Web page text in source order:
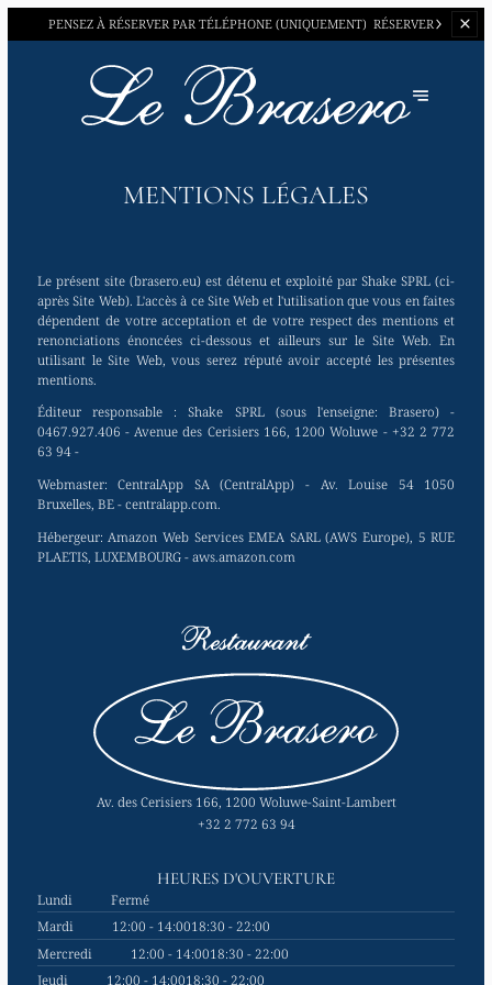
PENSEZ À RÉSERVER PAR TÉLÉPHONE (UNIQUEMENT) RÉSERVER
MENTIONS LÉGALES
Le présent site (brasero.eu) est détenu et exploité par Shake SPRL (ci-
après Site Web). L'accès à ce Site Web et l'utilisation que vous en faites
dépendent de votre acceptation et de votre respect des mentions et
renonciations énoncées ci-dessous et ailleurs sur le Site Web. En
utilisant le Site Web, vous serez réputé avoir accepté les présentes
mentions.
Éditeur responsable : Shake SPRL (sous l'enseigne: Brasero) -
0467.927.406 - Avenue des Cerisiers 166, 1200 Woluwe - +32 2 772
63 94 -
Webmaster:CentralApp SA (CentralApp) - Av. Louise 54 1050
Bruxelles, BE - centralapp.com.
Hébergeur: Amazon Web Services EMEA SARL (AWS Europe), 5 RUE
PLAETIS, LUXEMBOURG - aws.amazon.com
Av. des Cerisiers 166, 1200 Woluwe-Saint-Lambert
+32 2 772 63 94
HEURES D'OUVERTURE
Lundi
Fermé
Mardi
12:00 - 14:0018:30 - 22:00
Mercredi
12:00 - 14:0018:30 - 22:00
Jeudi
12:00 - 14:0018:30 - 22:00